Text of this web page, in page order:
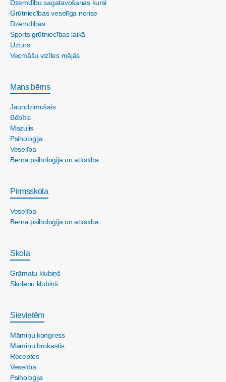
Dzemdību sagatavošanas kursi
Grūtniecības veselīga norise
Dzemdības
Sports grūtniecības laikā
Uzturs
Vecmāšu vizītes mājās
Mans bērns
Jaundzimušais
Bēbītis
Mazulis
Psiholoģija
Veselība
Bērna psiholoģija un attīstība
Pirmsskola
Veselība
Bērna psiholoģija un attīstība
Skola
Grāmatu klubiņš
Skolēnu klubiņš
Sievietēm
Māmiņu kongress
Māmiņu brokastis
Receptes
Veselība
Psiholoģija